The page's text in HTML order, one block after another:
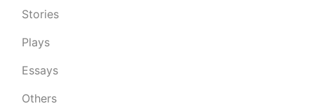
Stories
Plays
Essays
Others